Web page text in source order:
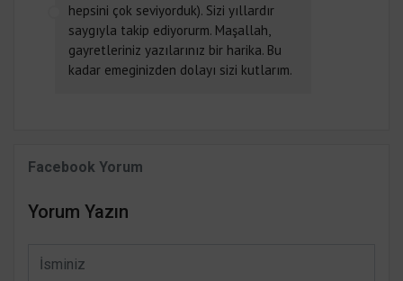
hepsini çok seviyorduk). Sizi yıllardır
saygıyla takip ediyorurm. Maşallah,
gayretleriniz yazılarınız bir harika. Bu
kadar emeginizden dolayı sizi kutlarım.
Facebook Yorum
Yorum Yazın